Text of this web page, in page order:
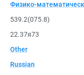
Физико-
539.2(075.8)
22.37я73
Other
Russian